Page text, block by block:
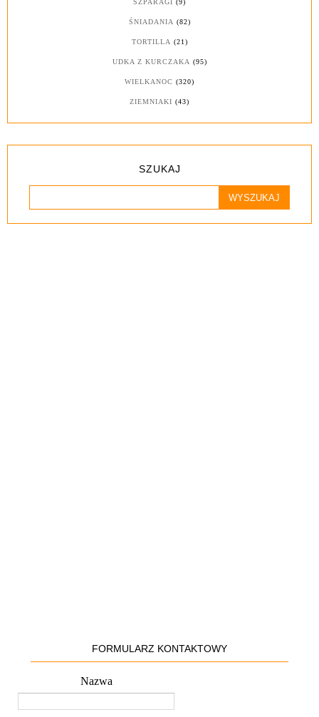
SZPARAGI (9)
ŚNIADANIA (82)
TORTILLA (21)
UDKA Z KURCZAKA (95)
WIELKANOC (320)
ZIEMNIAKI (43)
SZUKAJ
FORMULARZ KONTAKTOWY
Nazwa